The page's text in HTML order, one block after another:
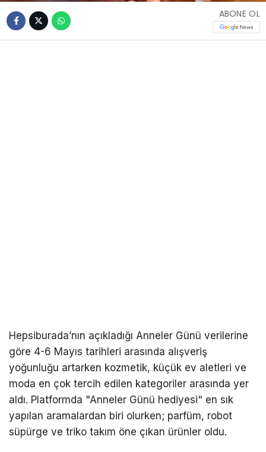
ABONE OL
Hepsiburada’nın açıkladığı Anneler Günü verilerine
göre 4-6 Mayıs tarihleri arasında alışveriş
yoğunluğu artarken kozmetik, küçük ev aletleri ve
moda en çok tercih edilen kategoriler arasında yer
aldı. Platformda "Anneler Günü hediyesi" en sık
yapılan aramalardan biri olurken; parfüm, robot
süpürge ve triko takım öne çıkan ürünler oldu.